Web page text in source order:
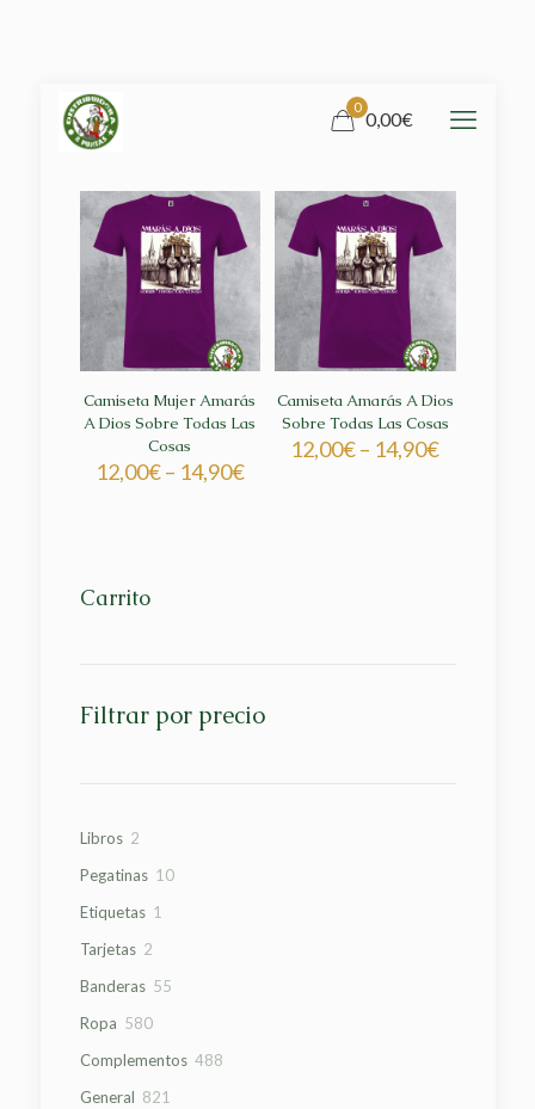
0
0,00€
Camiseta Mujer Amarás
A Dios Sobre Todas Las
Cosas
12,00€– 14,90€
Camiseta Amarás A Dios
Sobre Todas Las Cosas
12,00€– 14,90€
Carrito
Filtrar por precio
Libros 22
Pegatinas 1010
Etiquetas 1
Tarjetas 22
Banderas 5555
Ropa 580580
Complementos 488488
General 821